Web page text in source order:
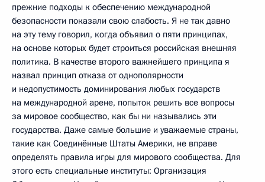
прежние подходы к обеспечению международной
безопасности показали свою слабость. Я не так давно
на эту тему говорил, когда объявил о пяти принципах,
на основе которых будет строиться российская внешняя
политика. В качестве второго важнейшего принципа я
назвал принцип отказа от однополярности
и недопустимость доминирования любых государств
на международной арене, попыток решить все вопросы
за мировое сообщество, как бы ни назывались эти
государства. Даже самые большие и уважаемые страны,
такие как Соединённые Штаты Америки, не вправе
определять правила игры для мирового сообщества. Для
этого есть специальные институты: Организация